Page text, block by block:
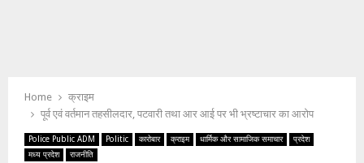
Home
क्राइम
पूर्व एवं वर्तमान तहसीलदार, पटवारी तथा आर आई पर भी भ्रष्टाचार का आरोप
Police Public ADM Politic कारोबार क्राइम धार्मिक और सामाजिक समाचार
प्रदेश
मध्य प्रदेश
राजनीति